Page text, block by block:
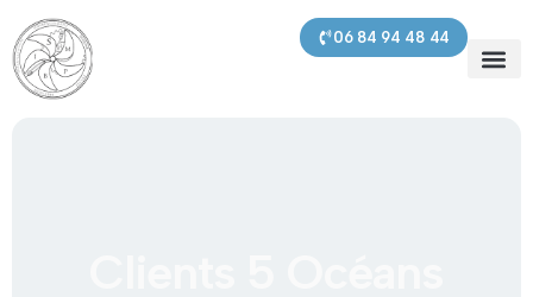
principal
06 84 94 48 44